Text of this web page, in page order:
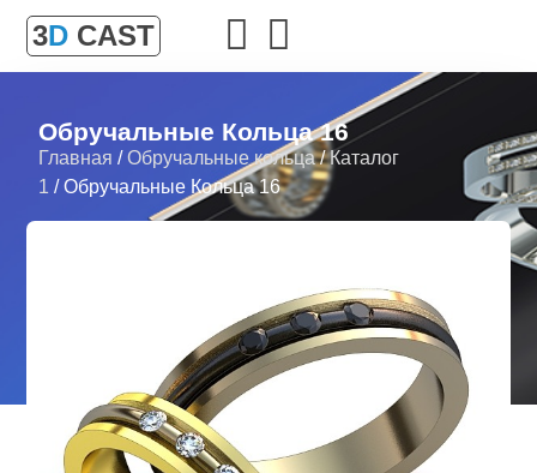
3D CAST
Обручальные Кольца 16
Главная /Обручальные кольца/Каталог
1 / Обручальные Кольца 16